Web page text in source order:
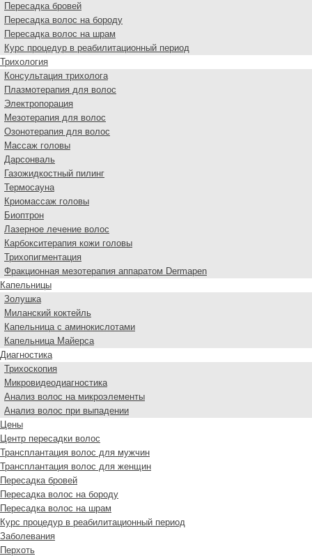
Пересадка бровей
Пересадка волос на бороду
Пересадка волос на шрам
Курс процедур в реабилитационный период
Трихология
Консультация трихолога
Плазмотерапия для волос
Электропорация
Мезотерапия для волос
Озонотерапия для волос
Массаж головы
Дарсонваль
Газожидкостный пилинг
Термосауна
Криомассаж головы
Биоптрон
Лазерное лечение волос
Карбокситерапия кожи головы
Трихопигментация
Фракционная мезотерапия аппаратом Dermapen
Капельницы
Золушка
Миланский коктейль
Капельница с аминокислотами
Капельница Майерса
Диагностика
Трихоскопия
Микровидеодиагностика
Анализ волос на микроэлементы
Анализ волос при выпадении
Цены
Центр пересадки волос
Трансплантация волос для мужчин
Трансплантация волос для женщин
Пересадка бровей
Пересадка волос на бороду
Пересадка волос на шрам
Курс процедур в реабилитационный период
Заболевания
Перхоть